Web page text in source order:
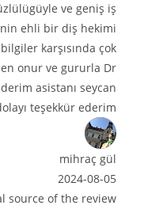
ve geniş iş
ehli bir diş hekimi
karşısında çok
ve gururla Dr
asistanı seycan
teşekkür ederim..
mihraç gül
2024-08-05
of the review